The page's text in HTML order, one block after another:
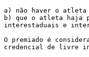
a) não haver o atleta
b) que o atleta haja
interestaduais e
O premiado é
credencial de livre